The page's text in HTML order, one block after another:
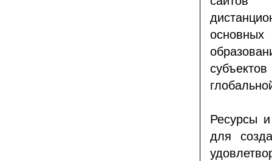
Ресурсы
для